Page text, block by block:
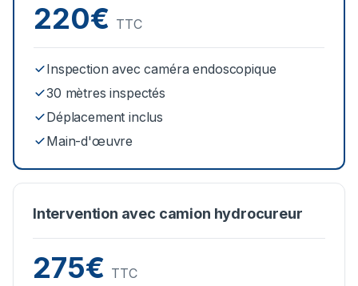
220€ TTC
Inspection avec caméra endoscopique
30 mètres inspectés
Déplacement inclus
Main-d'œuvre
Intervention avec camion hydrocureur
275€ TTC